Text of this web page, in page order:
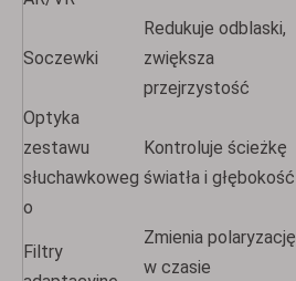
Soczewki
Redukuje odblaski,
zwiększa
przejrzystość
Optyka
zestawu
słuchawkoweg
o
Kontroluje ścieżkę
światła i głębokość
Filtry
Zmienia polaryzację
w czasie